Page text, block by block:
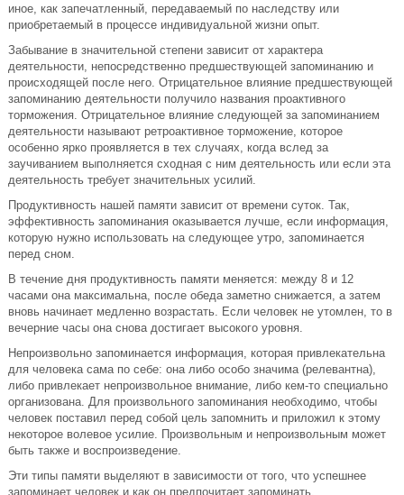
иное, как запечатленный, передаваемый по наследству или
приобретаемый в процессе индивидуальной жизни опыт.
Забывание в значительной степени зависит от характера
деятельности, непосредственно предшествующей запоминанию и
происходящей после него. Отрицательное влияние предшествующей
запоминанию деятельности получило названия проактивного
торможения. Отрицательное влияние следующей за запоминанием
деятельности называют ретроактивное торможение, которое
особенно ярко проявляется в тех случаях, когда вслед за
заучиванием выполняется сходная с ним деятельность или если эта
деятельность требует значительных усилий.
Продуктивность нашей памяти зависит от времени суток. Так,
эффективность запоминания оказывается лучше, если информация,
которую нужно использовать на следующее утро, запоминается
перед сном.
В течение дня продуктивность памяти меняется: между 8 и 12
часами она максимальна, после обеда заметно снижается, а затем
вновь начинает медленно возрастать. Если человек не утомлен, то в
вечерние часы она снова достигает высокого уровня.
Непроизвольно запоминается информация, которая привлекательна
для человека сама по себе: она либо особо значима (релевантна),
либо привлекает непроизвольное внимание, либо кем-то специально
организована. Для произвольного запоминания необходимо, чтобы
человек поставил перед собой цель запомнить и приложил к этому
некоторое волевое усилие. Произвольным и непроизвольным может
быть также и воспроизведение.
Эти типы памяти выделяют в зависимости от того, что успешнее
запоминает человек и как он предпочитает запоминать.